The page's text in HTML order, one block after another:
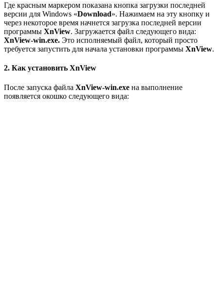
Где красным маркером показана кнопка загрузки последней
версии для Windows «Download». Нажимаем на эту кнопку и
через некоторое время начнется загрузка последней версии
программы XnView. Загружается файл следующего вида:
XnView-win.exe. Это исполняемый файл, который просто
требуется запустить для начала установки программы XnView.
2. Как установить XnView
После запуска файла XnView-win.exe на выполнение
появляется окошко следующего вида: